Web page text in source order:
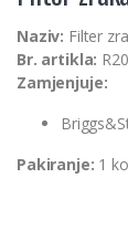
Naziv: Filter
Br. artikla:
Zamjenjuje:
Pakiranje: 1